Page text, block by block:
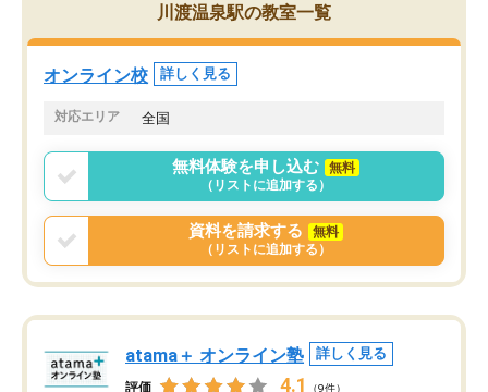
川渡温泉駅の教室一覧
オンライン校 詳しく見る
対応エリア 全国
無料体験を申し込む
無料
（リストに追加する）
資料を請求する
無料
（リストに追加する）
atama＋ オンライン塾 詳しく見る
評価 4.1 （9件）